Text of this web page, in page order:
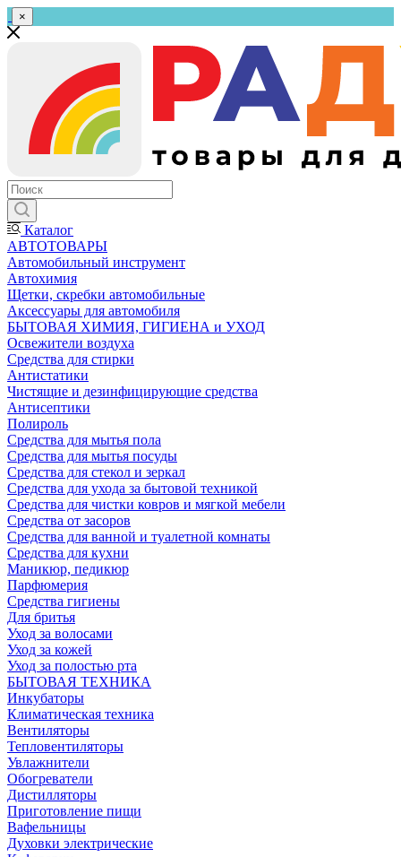
×
Каталог
АВТОТОВАРЫ
Автомобильный инструмент
Автохимия
Щетки, скребки автомобильные
Аксессуары для автомобиля
БЫТОВАЯ ХИМИЯ, ГИГИЕНА и УХОД
Освежители воздуха
Средства для стирки
Антистатики
Чистящие и дезинфицирующие средства
Антисептики
Полироль
Средства для мытья пола
Средства для мытья посуды
Средства для стекол и зеркал
Средства для ухода за бытовой техникой
Средства для чистки ковров и мягкой мебели
Средства от засоров
Средства для ванной и туалетной комнаты
Средства для кухни
Маникюр, педикюр
Парфюмерия
Средства гигиены
Для бритья
Уход за волосами
Уход за кожей
Уход за полостью рта
БЫТОВАЯ ТЕХНИКА
Инкубаторы
Климатическая техника
Вентиляторы
Тепловентиляторы
Увлажнители
Обогреватели
Дистилляторы
Приготовление пищи
Вафельницы
Духовки электрические